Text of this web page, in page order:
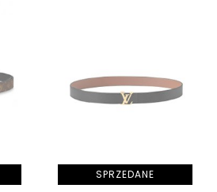
SPRZEDANE